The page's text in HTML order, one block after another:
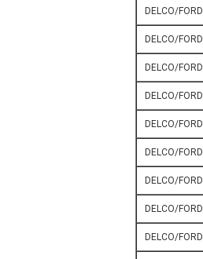
DELCO/FORD
DELCO/FORD
DELCO/FORD
DELCO/FORD
DELCO/FORD
DELCO/FORD
DELCO/FORD
DELCO/FORD
DELCO/FORD